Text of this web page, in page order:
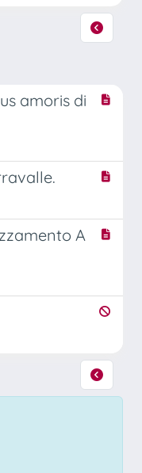
amoris di
A